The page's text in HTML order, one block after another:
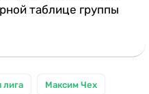
таблице группы
лига Максим Чех